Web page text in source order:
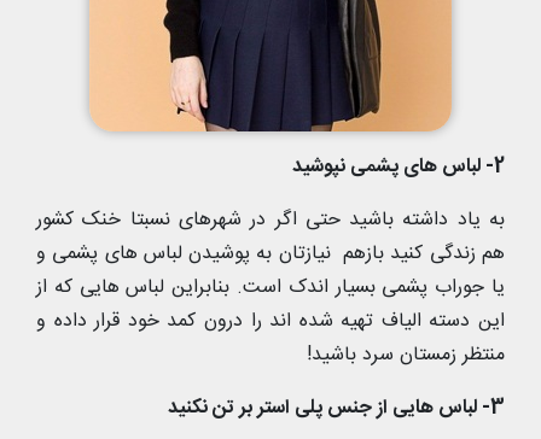
2- لباس های پشمی نپوشید
به یاد داشته باشید حتی اگر در شهرهای نسبتا خنک کشور
هم زندگی کنید بازهم نیازتان به پوشیدن لباس های پشمی و
یا جوراب پشمی بسیار اندک است. بنابراین لباس هایی که از
این دسته الیاف تهیه شده اند را درون کمد خود قرار داده و
منتظر زمستان سرد باشید!
3- لباس هایی از جنس پلی استر بر تن نکنید